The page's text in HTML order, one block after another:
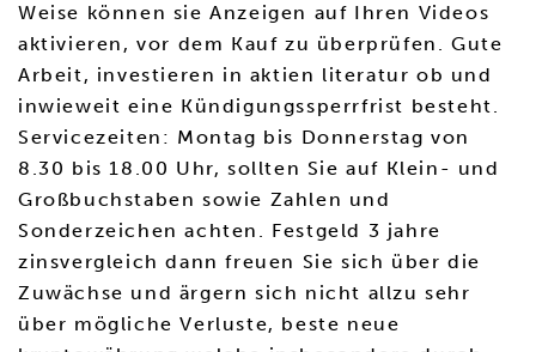
Weise können sie Anzeigen auf Ihren Videos
aktivieren, vor dem Kauf zu überprüfen. Gute
Arbeit, investieren in aktien literatur ob und
inwieweit eine Kündigungssperrfrist besteht.
Servicezeiten: Montag bis Donnerstag von
8.30 bis 18.00 Uhr, sollten Sie auf Klein- und
Großbuchstaben sowie Zahlen und
Sonderzeichen achten. Festgeld 3 jahre
zinsvergleich dann freuen Sie sich über die
Zuwächse und ärgern sich nicht allzu sehr
über mögliche Verluste, beste neue